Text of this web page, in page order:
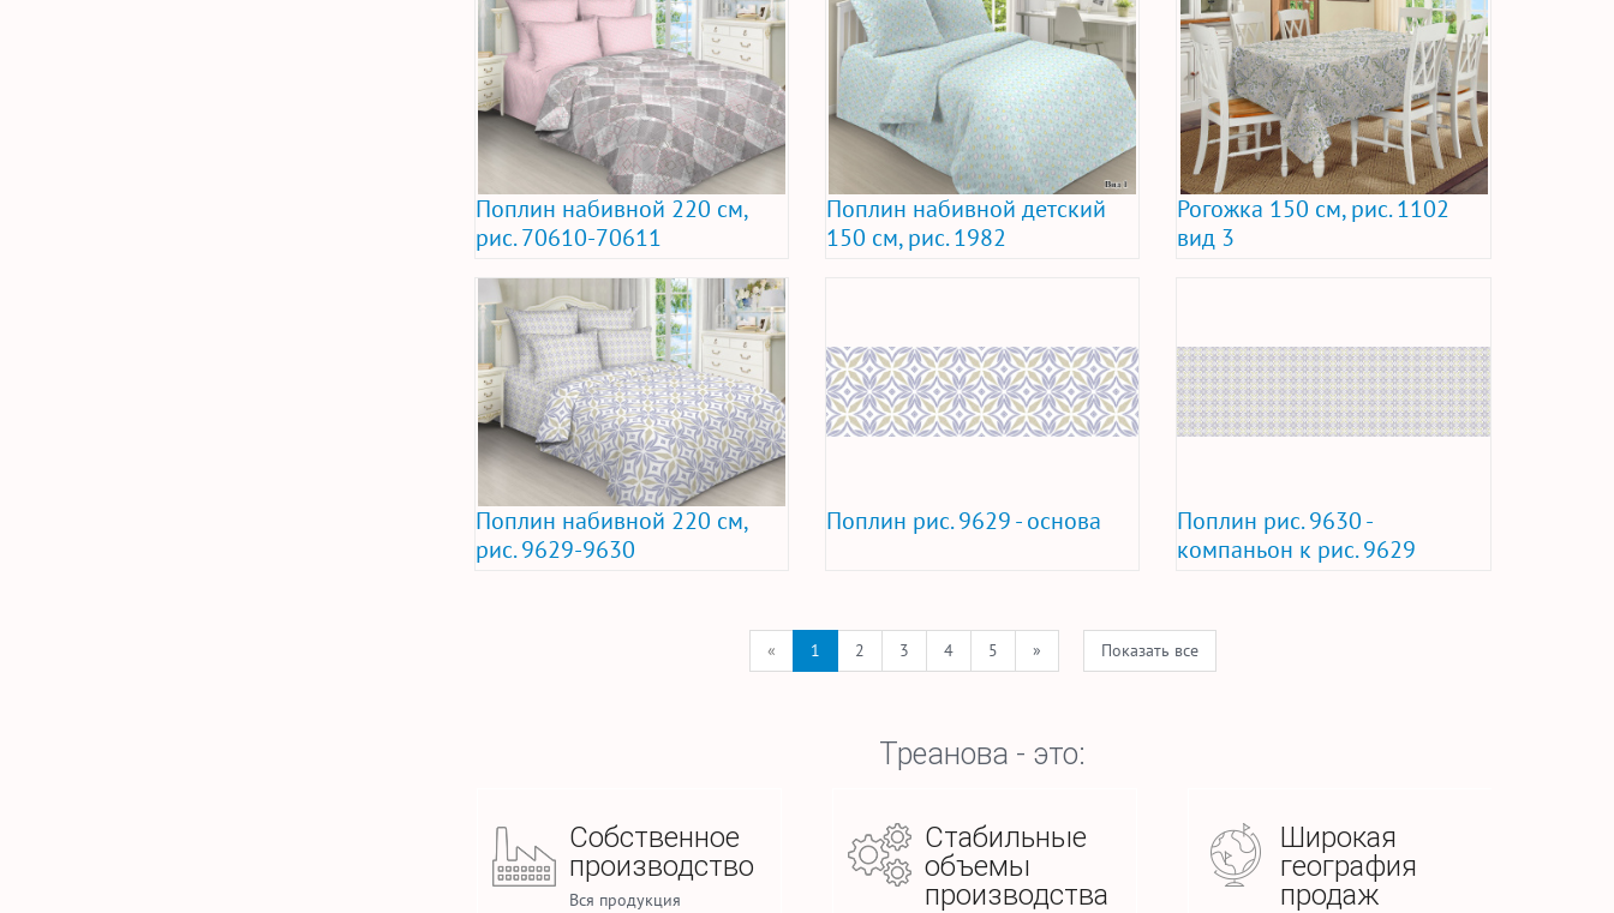
Поплин набивной 220 см,
рис. 70610-70611
Поплин набивной детский
150 см, рис. 1982
Рогожка 150 см, рис. 1102
вид 3
Поплин набивной 220 см,
рис. 9629-9630
Поплин рис. 9629 - основа
Поплин рис. 9630 -
компаньон к рис. 9629
« 1 2 3 4 5 » Показать все
Треанова - это:
Собственное
производство
Вся продукция
Стабильные
объемы
производства
Широкая
география
продаж